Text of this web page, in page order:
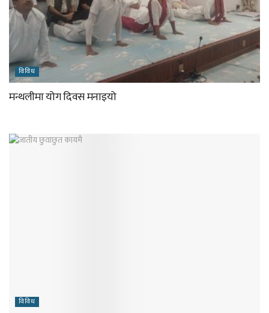
विविध
मन्थलीमा योग दिवस मनाइयो
विविध